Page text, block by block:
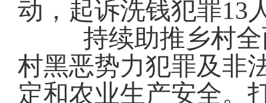
动， 起诉洗钱犯罪13
持续助推乡村
村黑恶势力犯罪及非
定和农业生产安全。